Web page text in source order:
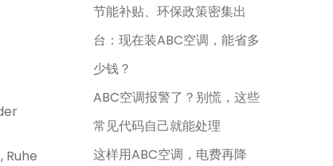
节能补贴、环保政策密集出
台：现在装ABC空调，能省多
少钱？
ABC空调报警了？别慌，这些
常见代码自己就能处理
这样用ABC空调，电费再降